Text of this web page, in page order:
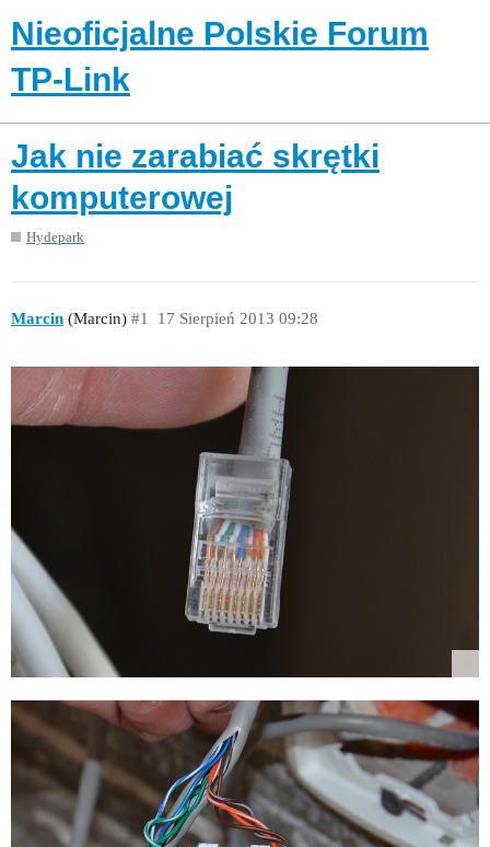
Nieoficjalne Polskie Forum
TP-Link
Jak nie zarabiać skrętki
komputerowej
Hydepark
Marcin (Marcin) 17 Sierpień 2013 09:28
#1